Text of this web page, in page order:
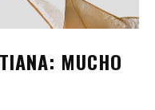
MUCHO